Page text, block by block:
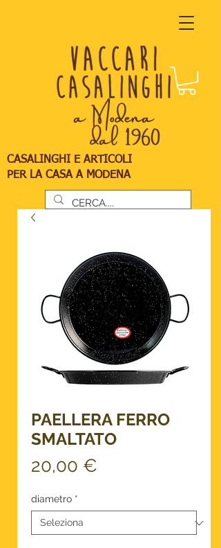
CASALINGHI E ARTICOLI
PER LA CASA A MODENA
PAELLERA FERRO
SMALTATO
20,00 €
diametro *